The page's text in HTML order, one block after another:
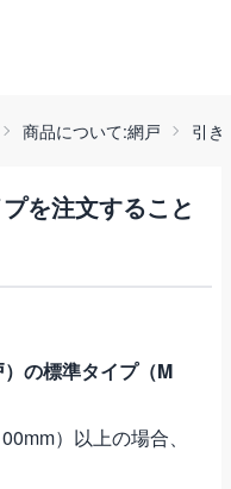
商品について:網戸 引き
を注文すること
の標準タイプ（M
）以上の場合、